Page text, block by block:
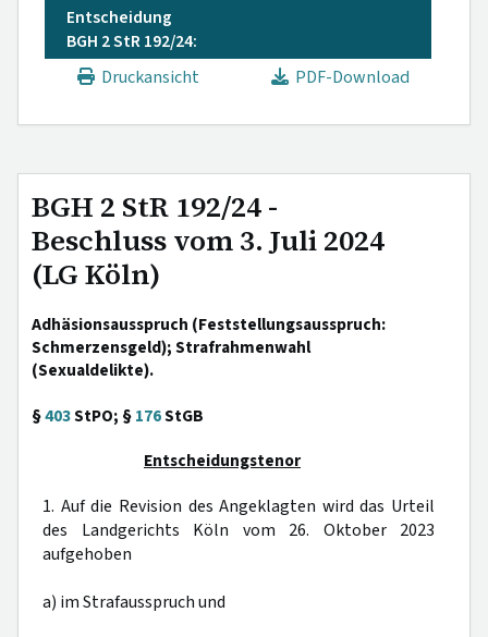
Entscheidung
BGH 2 StR 192/24:
Druckansicht
PDF-Download
BGH 2 StR 192/24 -
Beschluss vom 3. Juli 2024
(LG Köln)
Adhäsionsausspruch (Feststellungsausspruch:
Schmerzensgeld); Strafrahmenwahl
(Sexualdelikte).
§403StPO; §176StGB
Entscheidungstenor
1. Auf die Revision des Angeklagten wird das Urteil
des Landgerichts Köln vom 26. Oktober 2023
aufgehoben
a) im Strafausspruch und